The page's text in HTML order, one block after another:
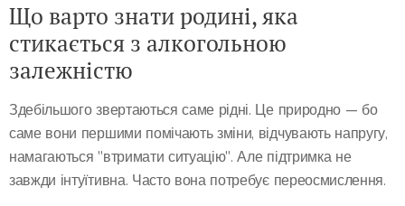
Що варто знати родині, яка
стикається з алкогольною
залежністю
Здебільшого звертаються саме рідні. Це природно — бо
саме вони першими помічають зміни, відчувають напругу,
намагаються "втримати ситуацію". Але підтримка не
завжди інтуїтивна. Часто вона потребує переосмислення.